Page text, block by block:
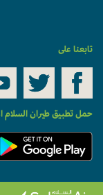
تابعنا على
حمل تطبيق طيران السلام الان